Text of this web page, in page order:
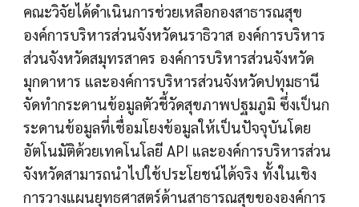
คณะวิจัยได้ดำเนินการช่วยเหลือกองสาธารณสุข
องค์การบริหารส่วนจังหวัดนราธิวาส องค์การบริหาร
ส่วนจังหวัดสมุทรสาคร องค์การบริหารส่วนจังหวัด
มุกดาหาร และองค์การบริหารส่วนจังหวัดปทุมธานี
จัดทำกระดานข้อมูลตัวชี้วัดสุขภาพปฐมภูมิ ซึ่งเป็นก
ระดานข้อมูลที่เชื่อมโยงข้อมูลให้เป็นปัจจุบันโดย
อัตโนมัติด้วยเทคโนโลยี API และองค์การบริหารส่วน
จังหวัดสามารถนำไปใช้ประโยชน์ได้จริง ทั้งในเชิง
การวางแผนยุทธศาสตร์ด้านสาธารณสุขขององค์การ